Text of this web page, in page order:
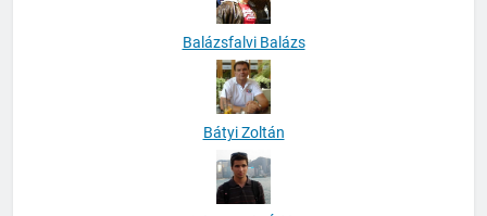
Balázsfalvi Balázs
Bátyi Zoltán